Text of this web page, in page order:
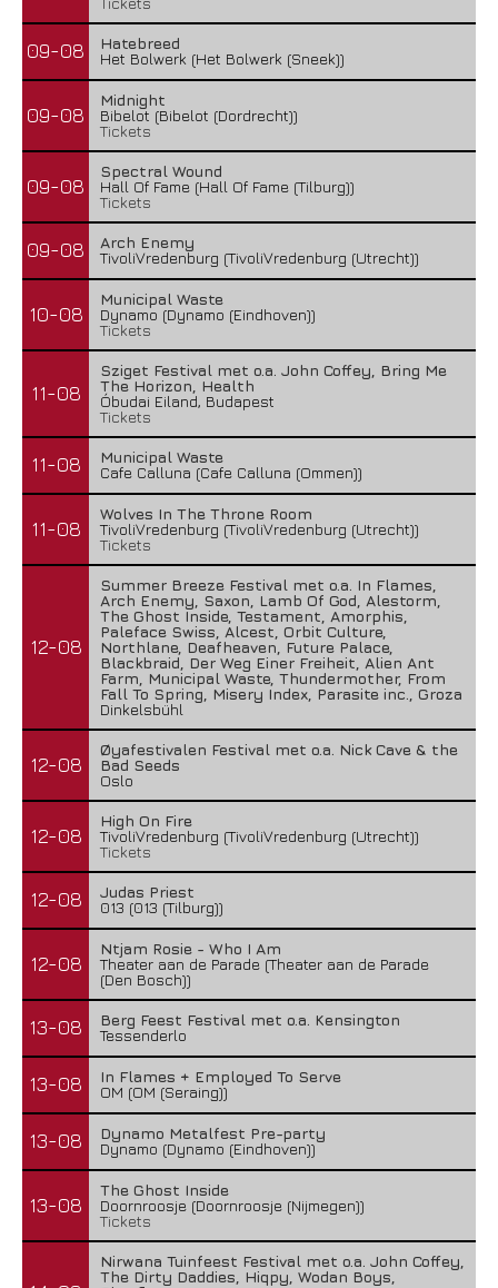
09-08
Hatebreed
Het Bolwerk (Het Bolwerk (Sneek))
09-08
Midnight
Bibelot (Bibelot (Dordrecht))
Tickets
09-08
Spectral Wound
Hall Of Fame (Hall Of Fame (Tilburg))
Tickets
09-08
Arch Enemy
TivoliVredenburg (TivoliVredenburg (Utrecht))
10-08
Municipal Waste
Dynamo (Dynamo (Eindhoven))
Tickets
11-08
Sziget Festival met o.a. John Coffey, Bring Me
The Horizon, Health
Óbudai Eiland, Budapest
Tickets
11-08
Municipal Waste
Cafe Calluna (Cafe Calluna (Ommen))
11-08
Wolves In The Throne Room
TivoliVredenburg (TivoliVredenburg (Utrecht))
Tickets
12-08
Summer Breeze Festival met o.a. In Flames,
Arch Enemy, Saxon, Lamb Of God, Alestorm,
The Ghost Inside, Testament, Amorphis,
Paleface Swiss, Alcest, Orbit Culture,
Northlane, Deafheaven, Future Palace,
Blackbraid, Der Weg Einer Freiheit, Alien Ant
Farm, Municipal Waste, Thundermother, From
Fall To Spring, Misery Index, Parasite inc., Groza
Dinkelsbühl
12-08
Øyafestivalen Festival met o.a. Nick Cave & the
Bad Seeds
Oslo
12-08
High On Fire
TivoliVredenburg (TivoliVredenburg (Utrecht))
Tickets
12-08
Judas Priest
013 (013 (Tilburg))
12-08
Ntjam Rosie - Who I Am
Theater aan de Parade (Theater aan de Parade
(Den Bosch))
13-08
Berg Feest Festival met o.a. Kensington
Tessenderlo
13-08
In Flames + Employed To Serve
OM (OM (Seraing))
13-08
Dynamo Metalfest Pre-party
Dynamo (Dynamo (Eindhoven))
13-08
The Ghost Inside
Doornroosje (Doornroosje (Nijmegen))
Tickets
Nirwana Tuinfeest Festival met o.a. John Coffey,
The Dirty Daddies, Hiqpy, Wodan Boys,